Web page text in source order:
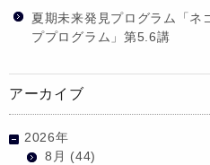
夏期未来発見プログラム「ネ
ププログラム」第5.6講
アーカイブ
2026年
8月 (44)